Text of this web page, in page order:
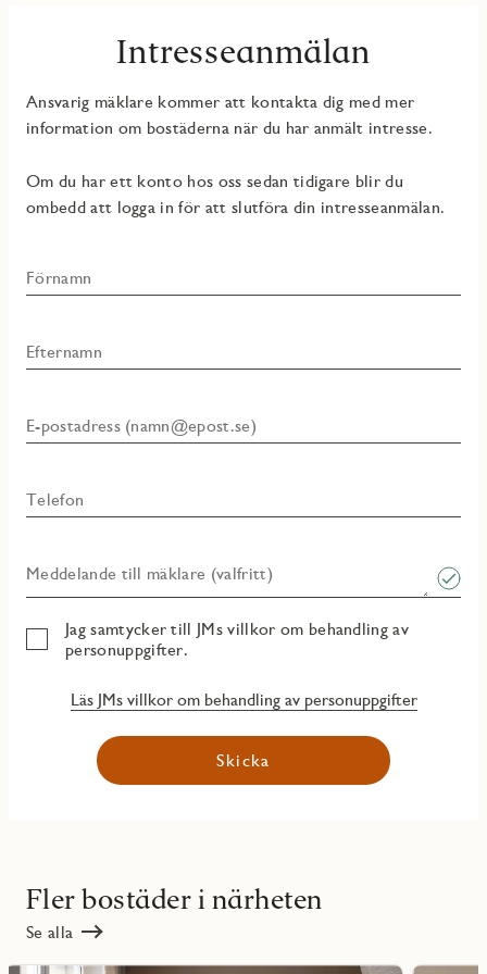
Intresseanmälan
Ansvarig mäklare kommer att kontakta dig med mer
information om bostäderna när du har anmält intresse.
Om du har ett konto hos oss sedan tidigare blir du
ombedd att logga in för att slutföra din intresseanmälan.
Förnamn
Efternamn
E-postadress (namn@epost.se)
Telefon
Meddelande till mäklare (valfritt)
Jag samtycker till JMs villkor om behandling av
personuppgifter.
Läs JMs villkor om behandling av personuppgifter
Skicka
Fler bostäder i närheten
Se alla